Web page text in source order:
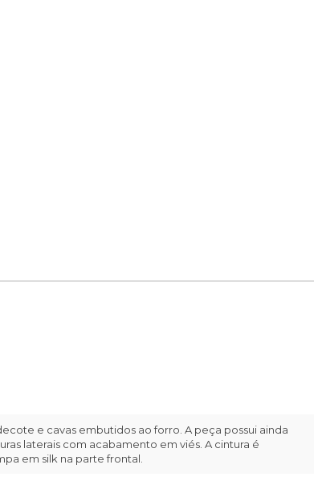
e cavas embutidos ao forro. A peça possui ainda
laterais com acabamento em viés. A cintura é
em silk na parte frontal.